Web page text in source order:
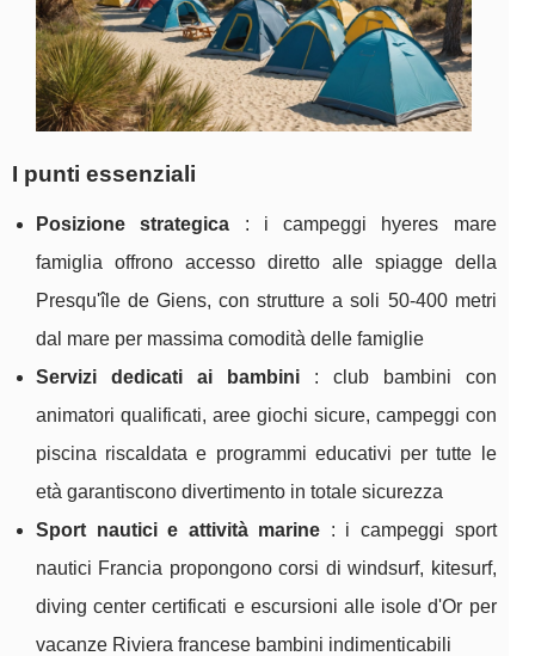
I punti essenziali
Posizione strategica : i campeggi hyeres mare
famiglia offrono accesso diretto alle spiagge della
Presqu'île de Giens, con strutture a soli 50-400 metri
dal mare per massima comodità delle famiglie
Servizi dedicati ai bambini: club bambini con
animatori qualificati, aree giochi sicure, campeggi con
piscina riscaldata e programmi educativi per tutte le
età garantiscono divertimento in totale sicurezza
Sport nautici e attività marine : i campeggi sport
nautici Francia propongono corsi di windsurf, kitesurf,
diving center certificati e escursioni alle isole d'Or per
vacanze Riviera francese bambini indimenticabili